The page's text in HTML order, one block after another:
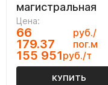
магистральная
Цена:
66
179.37
руб./
пог.м
155 951руб./т
КУПИТЬ